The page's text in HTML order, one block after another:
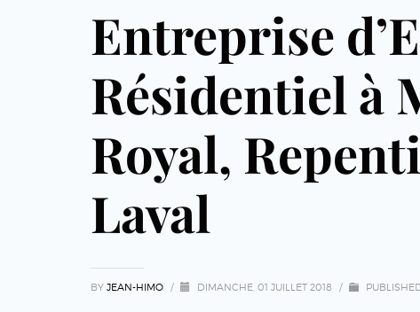
Entreprise
Résidentiel à
Royal,
Laval
BY JEAN-HIMO / DIMANCHE, 01 JUILLET 2018 /